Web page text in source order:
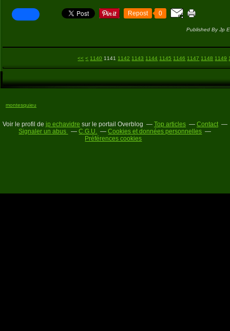
Repost 0
Published By Jp
<< < 1100
1110
1120
1130
1140 1141 1142 1143 1144 1145 1146 1147 1148 1149
montesquieu
Voir le profil de jp echavidre sur le portail Overblog Top articles
Contact
Signaler un abus
C.G.U.
Cookies et données personnelles
Préférences cookies